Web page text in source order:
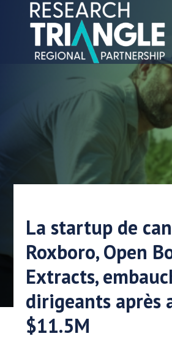
Aller au contenu
La startup de
Roxboro, Open
Extracts,
dirigeants après
$11.5M